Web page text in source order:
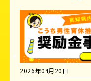
2026年04月20日